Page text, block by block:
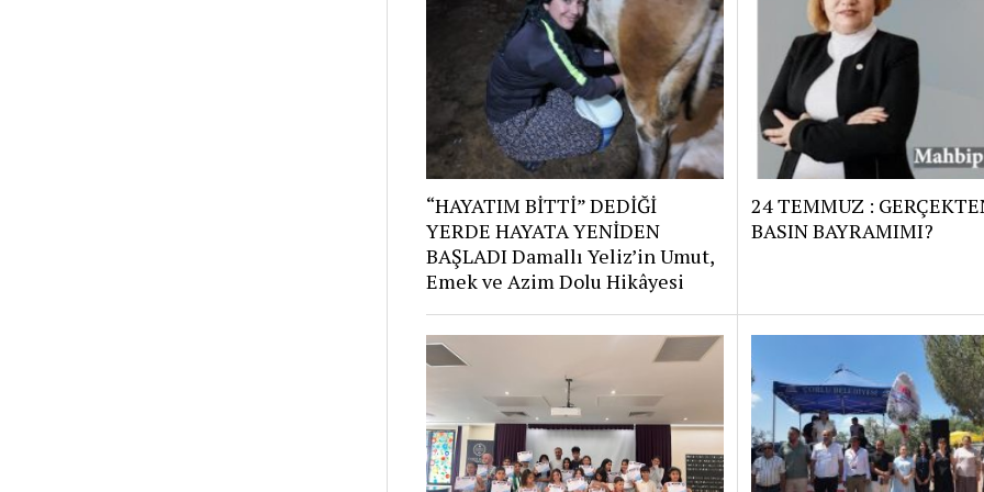
“HAYATIM BİTTİ” DEDİĞİ
YERDE HAYATA YENİDEN
BAŞLADI Damallı Yeliz’in Umut,
Emek ve Azim Dolu Hikâyesi
24 TEMMUZ :
BASIN BAYRAMIMI?